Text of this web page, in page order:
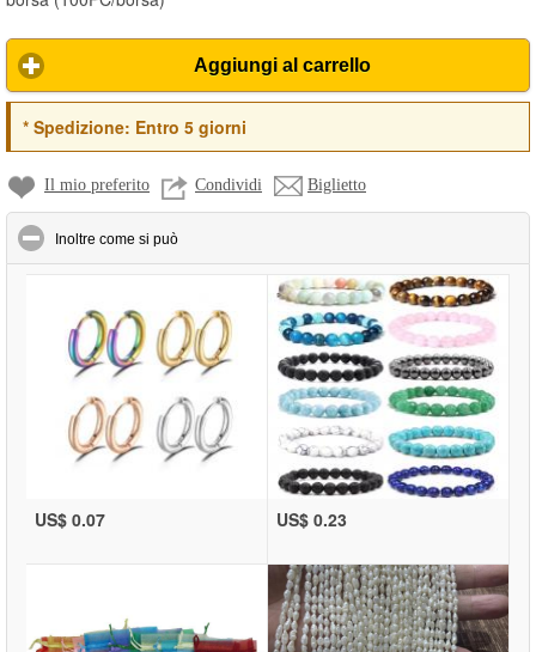
oggetto è casuale
Aggiungi al carrello
*Spedizione: Entro 5 giorni
Il mio preferito Condividi Biglietto
Inoltre come si può
US$ 0.07 US$ 0.23